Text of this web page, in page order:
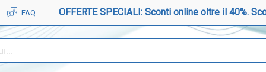
FAQ OFFERTE SPECIALI: Sconti online oltre il 40%.